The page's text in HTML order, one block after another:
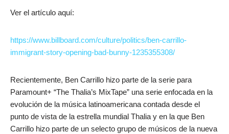
Ver el artículo aquí:
https://www.billboard.com/culture/politics/ben-carrillo-
immigrant-story-opening-bad-bunny-1235355308/
Recientemente, Ben Carrillo hizo parte de la serie para
Paramount+ “The Thalia’s MixTape” una serie enfocada en la
evolución de la música latinoamericana contada desde el
punto de vista de la estrella mundial Thalia y en la que Ben
Carrillo hizo parte de un selecto grupo de músicos de la nueva